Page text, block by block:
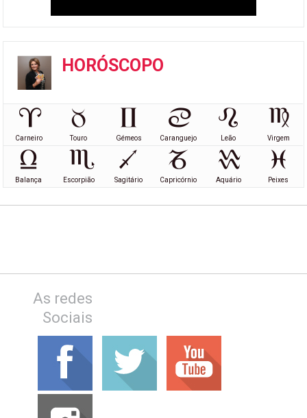
HORÓSCOPO
Carneiro Touro Gémeos Caranguejo Leão Virgem
Balança Escorpião Sagitário Capricórnio Aquário Peixes
As redes
Sociais